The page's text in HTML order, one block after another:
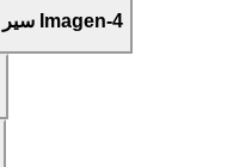
سير عمل فعال بمستوى الإنتاج مدعوم من Imagen-4